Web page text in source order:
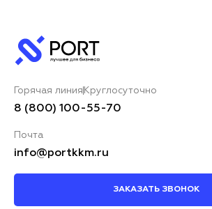
Горячая линия Круглосуточно
8 (800) 100-55-70
Почта
info@portkkm.ru
ЗАКАЗАТЬ ЗВОНОК